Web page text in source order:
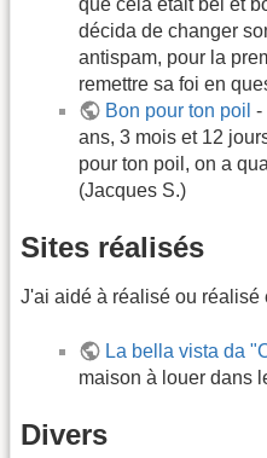
décida de changer
antispam, pour la
remettre sa foi en
Bon pour ton poil -
ans, 3 mois et 12
pour ton poil, on a
(Jacques S.)
Sites réalisés
J'ai aidé à réalisé ou
La bella vista da
maison à louer dans
Divers